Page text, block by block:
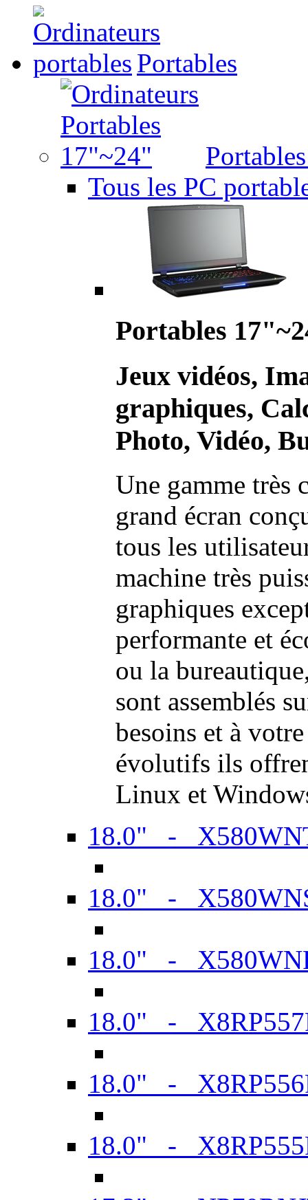
Portables
Tous les PC
Portables
Jeux vidéos,
graphiques,
Photo, Vidéo,
Une gamme très
grand écran
tous les
machine très
graphiques
performante et
ou la
sont assemblés
besoins et à
évolutifs ils
Linux et
18.0" -
18.0" -
18.0" -
18.0" -
18.0" -
18.0" -